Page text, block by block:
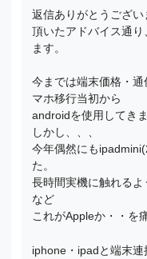
返信ありがとうござい
頂いたアドバイス通
ます。
今までは端末価格・
マホ移行当初から
androidを使用してきま
しかし、、、
今年偶然にも
た。
長時間実機に触れる
など
これがAppleか・・を
iphone・ipadと端末連